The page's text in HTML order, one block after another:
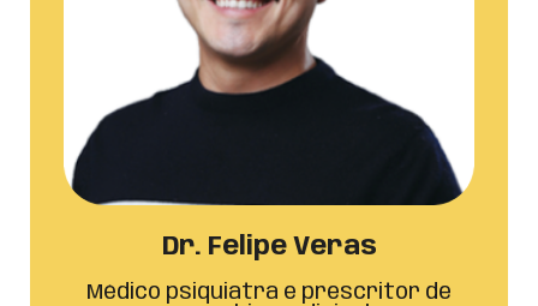
Dr. Felipe Veras
Médico psiquiatra e prescritor de